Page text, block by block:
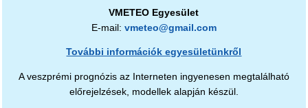
VMETEO Egyesület
E-mail: vmeteo@gmail.com
További információk egyesületünkről
A veszprémi prognózis az Interneten ingyenesen megtalálható
előrejelzések, modellek alapján készül.